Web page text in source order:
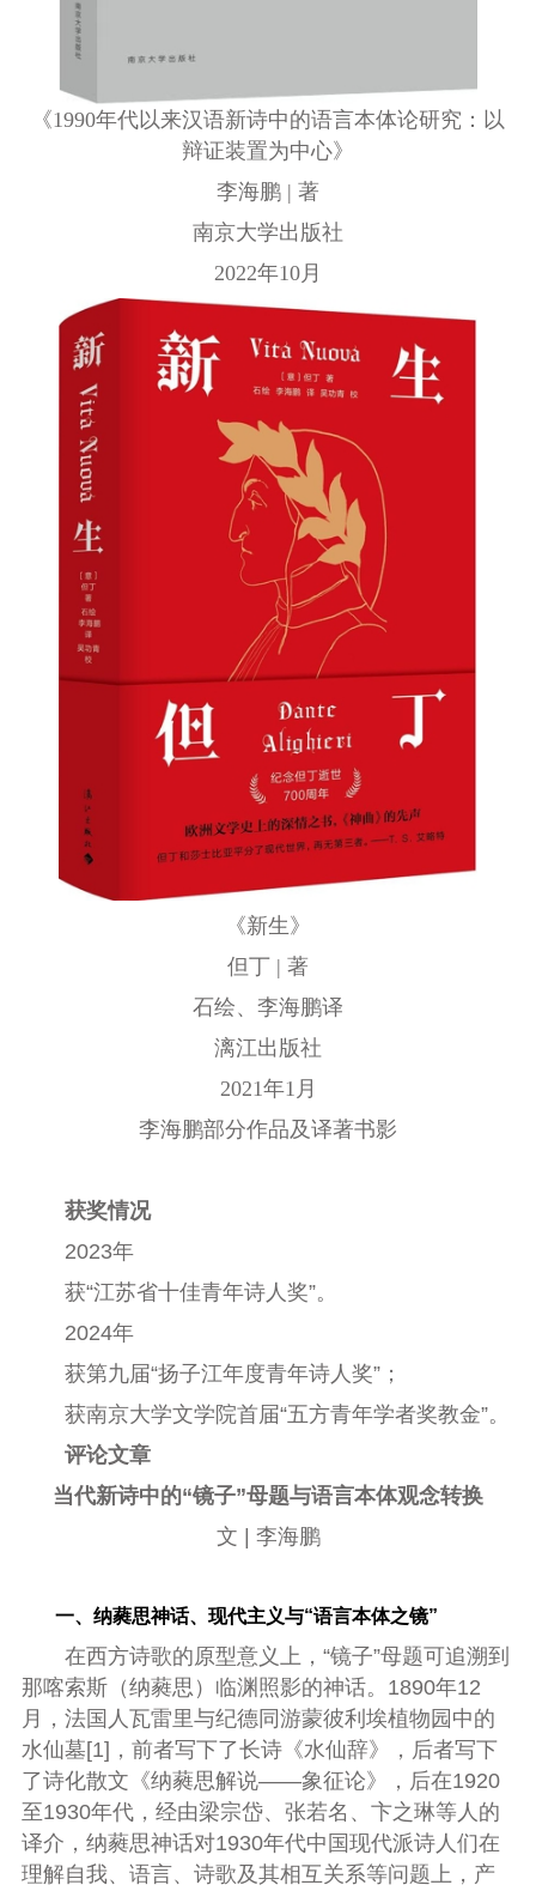
《1990年代以来汉语新诗中的语言本体论研究：以
辩证装置为中心》
李海鹏 | 著
南京大学出版社
2022年10月
《新生》
但丁 | 著
石绘、李海鹏译
漓江出版社
2021年1月
李海鹏部分作品及译著书影
获奖情况
2023年
获“江苏省十佳青年诗人奖”。
2024年
获第九届“扬子江年度青年诗人奖”；
获南京大学文学院首届“五方青年学者奖教金”。
评论文章
当代新诗中的“镜子”母题与语言本体观念转换
文 | 李海鹏
一、纳蕤思神话、现代主义与“语言本体之镜”
在西方诗歌的原型意义上，“镜子”母题可追溯到
那喀索斯（纳蕤思）临渊照影的神话。1890年12
月，法国人瓦雷里与纪德同游蒙彼利埃植物园中的
水仙墓[1]，前者写下了长诗《水仙辞》，后者写下
了诗化散文《纳蕤思解说——象征论》，后在1920
至1930年代，经由梁宗岱、张若名、卞之琳等人的
译介，纳蕤思神话对1930年代中国现代派诗人们在
理解自我、语言、诗歌及其相互关系等问题上，产